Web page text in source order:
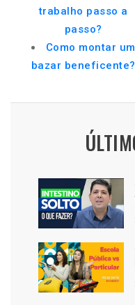
trabalho passo a
passo?
Como montar um
bazar beneficente?